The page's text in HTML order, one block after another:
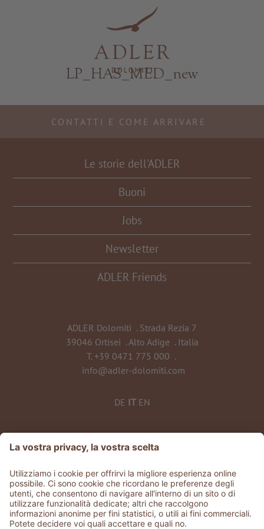
Resorts & Retreats
LP_HAS_MED_new
CONTATTI E COME ARRIVARE
Le storie dell'ADLER
Buoni
Jobs
Newsletter
ADLER Friends
ADLER Dolomiti . Strada Rezia 7
39046 Ortisei .Alto Adige . Italia
T. +39 0471 775 000 .
info@adler-dolomiti.com
DE IT EN
©2026ADLER Dolomiti